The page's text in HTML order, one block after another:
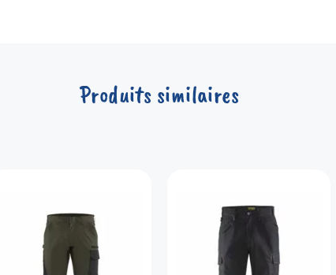
Produits similaires